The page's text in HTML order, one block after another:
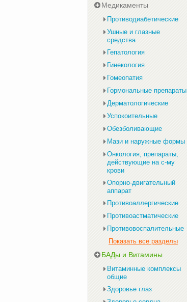
Медикаменты
Противодиабетические
Ушные и глазные
средства
Гепатология
Гинекология
Гомеопатия
Гормональные препараты
Дерматологические
Успокоительные
Обезболивающие
Мази и наружные формы
Онкология, препараты,
действующие на с-му
крови
Опорно-двигательный
аппарат
Противоаллергические
Противоастматические
Противовоспалительные
Показать все разделы
БАДы и Витамины
Витаминные комплексы
общие
Здоровье глаз